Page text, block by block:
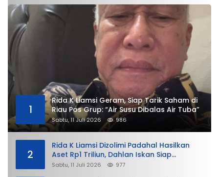
1
Rida K Liamsi Geram, Siap Tarik Saham di
Riau Pos Grup: “Air Susu Dibalas Air Tuba”
Sabtu, 11 Juli 2026 986
2
Rida K Liamsi Dizolimi Padahal Hasilkan
Aset Rp1 Triliun, Dahlan Iskan Siap
Membela
Sabtu, 11 Juli 2026 977